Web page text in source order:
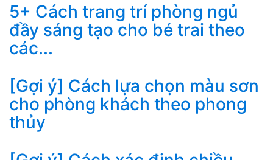
5+ Cách trang trí phòng ngủ
đầy sáng tạo cho bé trai theo
các...
[Gợi ý] Cách lựa chọn màu sơn
cho phòng khách theo phong
thủy